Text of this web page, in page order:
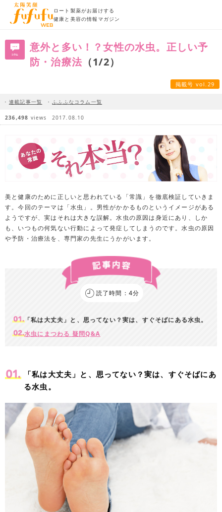
ロート製薬がお届けする
健康と美容の情報マガジン
意外と多い！？女性の水虫。正しい予
防・治療法 （1/2）
掲載号 vol.29
連載記事一覧 ふふふなコラム一覧
236,498 views 2017.08.10
美と健康のために正しいと思われている「常識」を徹底検証していきま
す。今回のテーマは「水虫」。男性がかかるものというイメージがある
ようですが、実はそれは大きな誤解。水虫の原因は身近にあり、しか
も、いつもの何気ない行動によって発症してしまうのです。水虫の原因
や予防・治療法を、専門家の先生にうかがいます。
「私は大丈夫」と、思ってない？実は、すぐそばにある水虫。
水虫にまつわる 疑問Q&A
読了時間：4分
「私は大丈夫」と、思ってない？実は、すぐそばにあ
る水虫。